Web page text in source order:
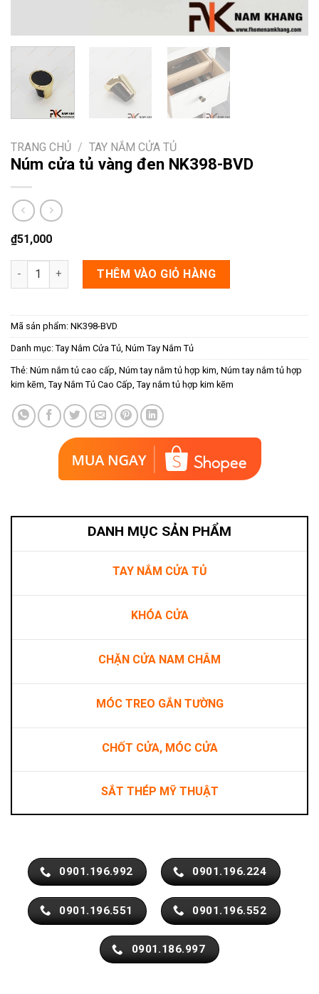
TRANG CHỦ / TAY NẮM CỬA TỦ
Núm cửa tủ vàng đen NK398-BVD
₫51,000
Núm cửa tủ vàng đen NK398-BVD số lượng
THÊM VÀO GIỎ HÀNG
Mã sản phẩm: NK398-BVD
Danh mục: Tay Nắm Cửa Tủ Núm Tay Nắm Tủ
Thẻ: Núm nắm tủ cao cấp Núm tay nắm tủ hợp kim Núm tay nắm tủ hợp
kim kẽm Tay Nắm Tủ Cao Cấp Tay nắm tủ hợp kim kẽm
DANH MỤC SẢN PHẨM
TAY NẮM CỬA TỦ
KHÓA CỬA
CHẶN CỬA NAM CHÂM
MÓC TREO GẮN TƯỜNG
CHỐT CỬA, MÓC CỬA
SẮT THÉP MỸ THUẬT
0901.196.992 0901.196.224
0901.196.551 0901.196.552
0901.186.997